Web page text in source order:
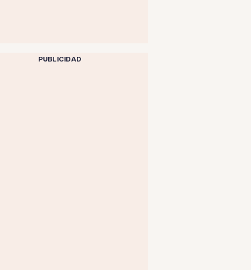
PUBLICIDAD